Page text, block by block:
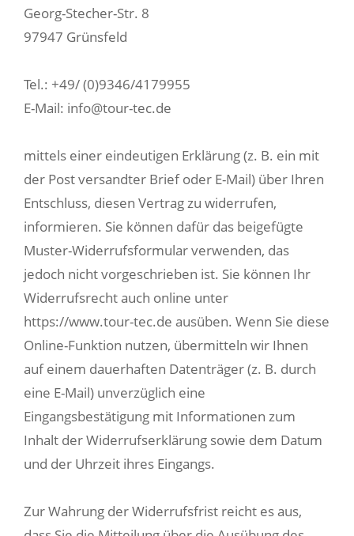
Georg-Stecher-Str. 8
97947 Grünsfeld
Tel.: +49/ (0)9346/4179955
E-Mail: info@tour-tec.de
mittels einer eindeutigen Erklärung (z. B. ein mit
der Post versandter Brief oder E-Mail) über Ihren
Entschluss, diesen Vertrag zu widerrufen,
informieren. Sie können dafür das beigefügte
Muster-Widerrufsformular verwenden, das
jedoch nicht vorgeschrieben ist. Sie können Ihr
Widerrufsrecht auch online unter
https://www.tour-tec.de ausüben. Wenn Sie diese
Online-Funktion nutzen, übermitteln wir Ihnen
auf einem dauerhaften Datenträger (z. B. durch
eine E-Mail) unverzüglich eine
Eingangsbestätigung mit Informationen zum
Inhalt der Widerrufserklärung sowie dem Datum
und der Uhrzeit ihres Eingangs.
Zur Wahrung der Widerrufsfrist reicht es aus,